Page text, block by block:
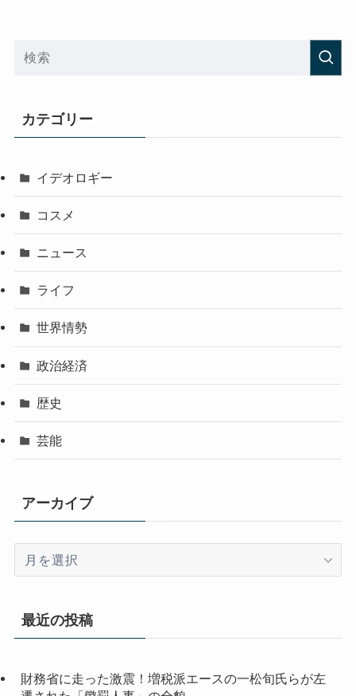
カテゴリー
イデオロギー
コスメ
ニュース
ライフ
世界情勢
政治経済
歴史
芸能
アーカイブ
イ
最近の投稿
財務省に走った激震！増税派エースの一松旬氏らが左